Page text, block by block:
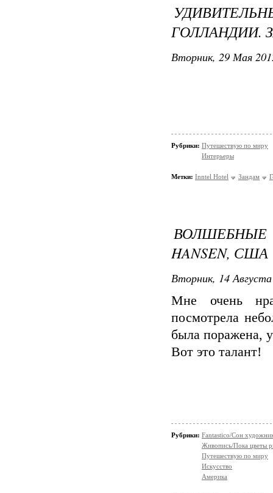
ГОЛЛАНДИИ.
Вторник, 29 Мая
Рубрики: Путешествую по миру
Интерьеры
Метки: Inntel Hotel Зандам
HANSEN, США
Вторник, 14
Мне очень
посмотрела
была поражена,
Вот это талант!
Рубрики: Fantastico/Сон
Живопись/Пока цветы
Путешествую по миру
Искусство
Америка